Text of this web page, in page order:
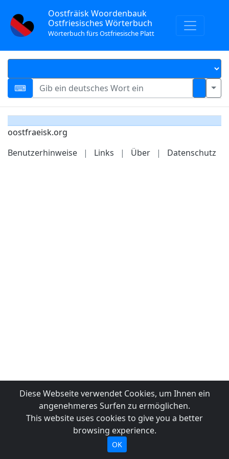
Oostfräisk Woordenbauk
Ostfriesisches Wörterbuch
Wörterbuch fürs Ostfriesische Platt
oostfraeisk.org
Benutzerhinweise
| Links | Über | Datenschutz
Diese Webseite verwendet Cookies, um Ihnen ein
angenehmeres Surfen zu ermöglichen.
This website uses cookies to give you a better
browsing experience.
OK